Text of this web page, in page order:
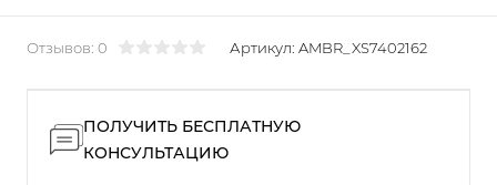
Отзывов: 0 Артикул: AMBR_XS7402162
ПОЛУЧИТЬ БЕСПЛАТНУЮ
КОНСУЛЬТАЦИЮ